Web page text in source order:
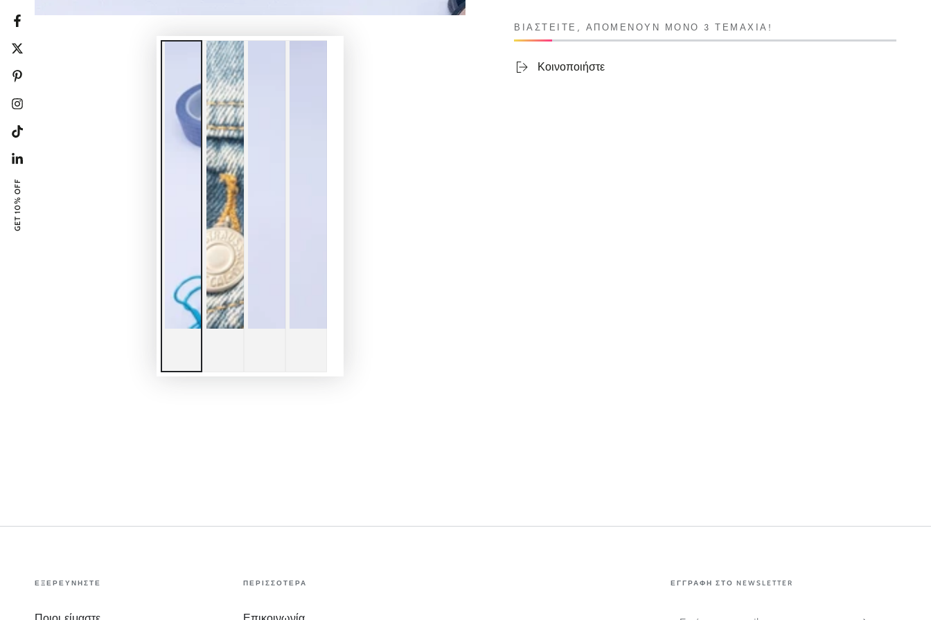
ΒΙΑΣΤΕΊΤΕ, ΑΠΟΜΈΝΟΥΝ ΜΌΝΟ 3 ΤΕΜΆΧΙΑ!
Κοινοποιήστε
ΕΞΕΡΕΥΝΗΣΤΕ ΠΕΡΙΣΣΟΤΕΡΑ ΕΓΓΡΑΦΗ ΣΤΟ NEWSLETTER
Facebook
Twitter
Pinterest
Instagram
Tiktok
Linkedin
GET 10% OFF